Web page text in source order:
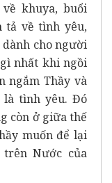
khuya, buổi
tả về tình yêu,
cho người
nhất khi ngồi
ngắm Thầy và
là tình yêu. Đó
còn ở giữa thế
muốn để lại
Nước của